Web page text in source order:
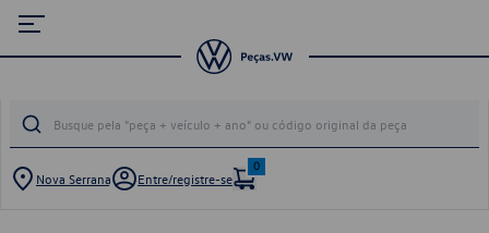
Nova Serrana Entre/registre-se
0